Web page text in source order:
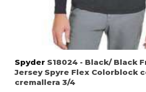
Spyder S18024 - Black/ Black
Jersey Spyre Flex Colorblock
cremallera 3/4